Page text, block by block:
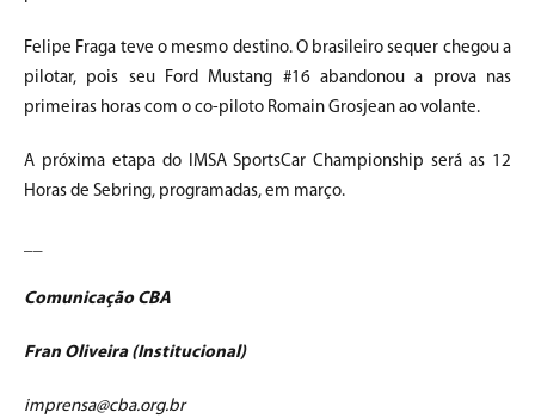
Felipe Fraga teve o mesmo destino. O brasileiro sequer chegou a
pilotar, pois seu Ford Mustang #16 abandonou a prova nas
primeiras horas com o co-piloto Romain Grosjean ao volante.
A próxima etapa do IMSA SportsCar Championship será as 12
Horas de Sebring, programadas, em março.
Comunicação CBA
Fran Oliveira (Institucional)
imprensa@cba.org.br